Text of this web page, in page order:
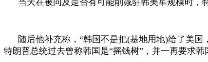
随后他补充称，“韩国不是把(基地用地)给了美国
特朗普总统过去曾称韩国是“摇钱树”，并一再要求